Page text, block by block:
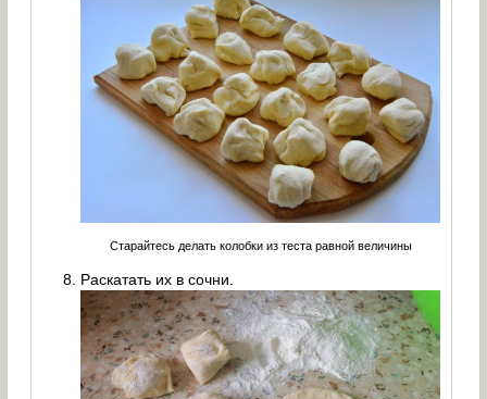
Старайтесь делать колобки из теста равной величины
Раскатать их в сочни.